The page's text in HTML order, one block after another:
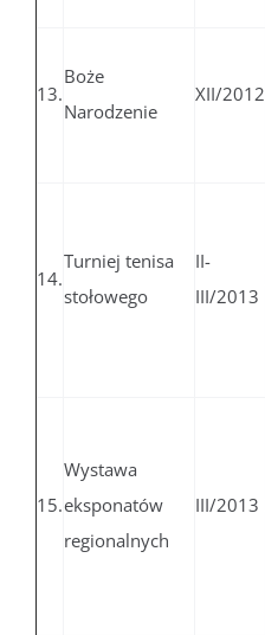
13.
Boże
Narodzenie
XII/2012
14.
Turniej tenisa
stołowego
II-
III/2013
15.
Wystawa
eksponatów
regionalnych
III/2013